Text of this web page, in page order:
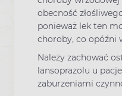
obecność
ponieważ lek ten
choroby, co opóźni
Należy zachować
lansoprazolu u
zaburzeniami